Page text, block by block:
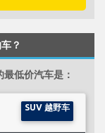
？
低价汽车是：
SUV 越野车